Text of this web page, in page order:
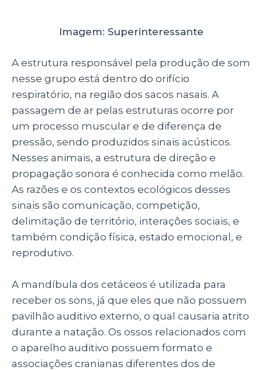
Imagem: Superinteressante
A estrutura responsável pela produção de som
nesse grupo está dentro do orifício
respiratório, na região dos sacos nasais. A
passagem de ar pelas estruturas ocorre por
um processo muscular e de diferença de
pressão, sendo produzidos sinais acústicos.
Nesses animais, a estrutura de direção e
propagação sonora é conhecida como melão.
As razões e os contextos ecológicos desses
sinais são comunicação, competição,
delimitação de território, interações sociais, e
também condição física, estado emocional, e
reprodutivo.
A mandíbula dos cetáceos é utilizada para
receber os sons, já que eles que não possuem
pavilhão auditivo externo, o qual causaria atrito
durante a natação. Os ossos relacionados com
o aparelho auditivo possuem formato e
associações cranianas diferentes dos de